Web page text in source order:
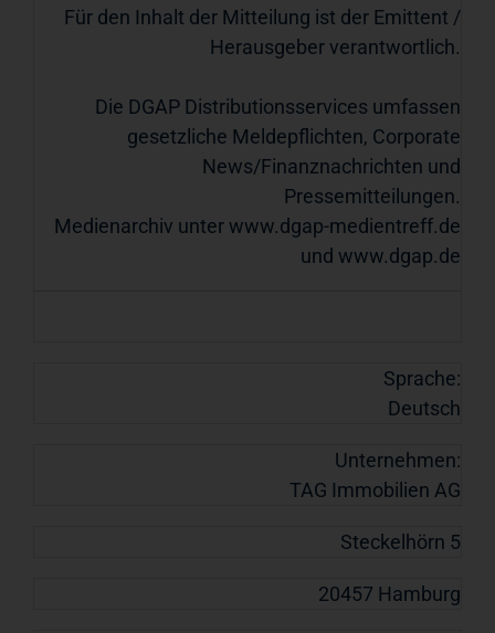
Für den Inhalt der Mitteilung ist der Emittent /
Herausgeber verantwortlich.
Die DGAP Distributionsservices umfassen
gesetzliche Meldepflichten, Corporate
News/Finanznachrichten und
Pressemitteilungen.
Medienarchiv unterwww.dgap-medientreff.de
und www.dgap.de
Sprache:
Deutsch
Unternehmen:
TAG Immobilien AG
Steckelhörn 5
20457 Hamburg